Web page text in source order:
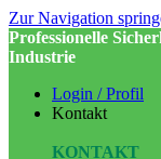
Zur Navigation
Professionelle
Industrie
Login / Profil
Kontakt
KONTAKT